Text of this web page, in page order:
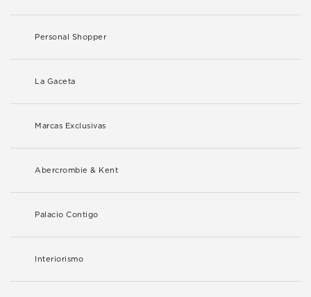
Personal Shopper
La Gaceta
Marcas Exclusivas
Abercrombie & Kent
Palacio Contigo
Interiorismo